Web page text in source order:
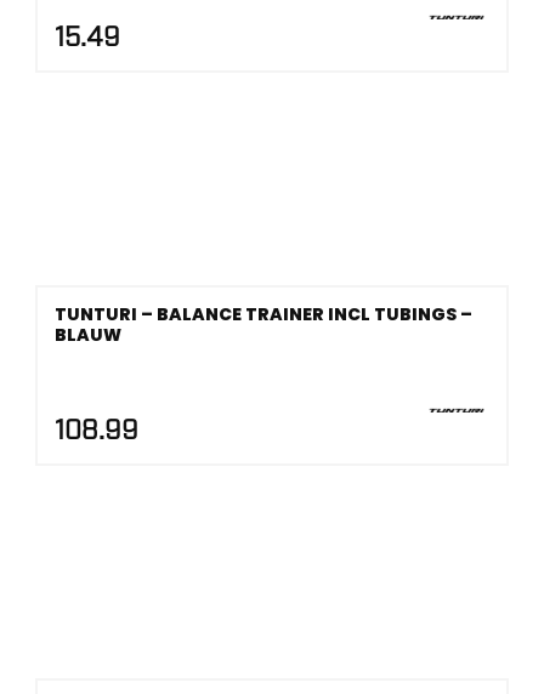
15.49
TUNTURI – BALANCE TRAINER INCL TUBINGS –
BLAUW
108.99